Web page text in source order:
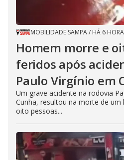
MOBILIDADE SAMPA/ HÁ 6
Homem morre e
feridos após
Paulo Virgínio em
Um grave acidente na rodovia
Cunha, resultou na morte de
oito pessoas...